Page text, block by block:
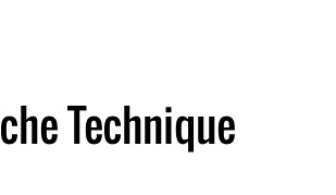
Technique